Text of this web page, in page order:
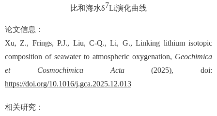
比和海水δ7Li演化曲线
论文信息：
Xu, Z., Frings, P.J., Liu, C-Q., Li, G., Linking lithium isotopic
composition of seawater to atmospheric oxygenation, Geochimica
et Cosmochimica Acta(2025), doi:
https://doi.org/10.1016/j.gca.2025.12.013
相关研究：